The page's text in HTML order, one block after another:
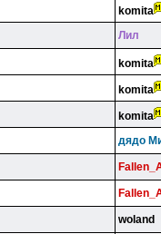
komita
Лил
komita
komita
komita
дядo
woland